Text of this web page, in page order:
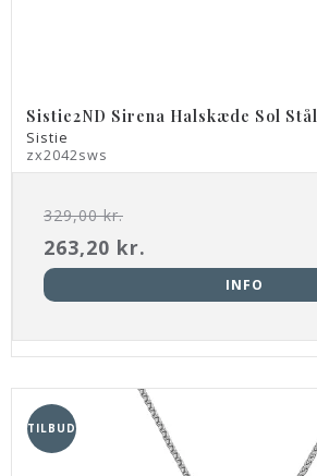
Sistie2ND Sirena Halskæde Sol Stål
Sistie
zx2042sws
329,00 kr.
263,20 kr.
INFO
TILBUD